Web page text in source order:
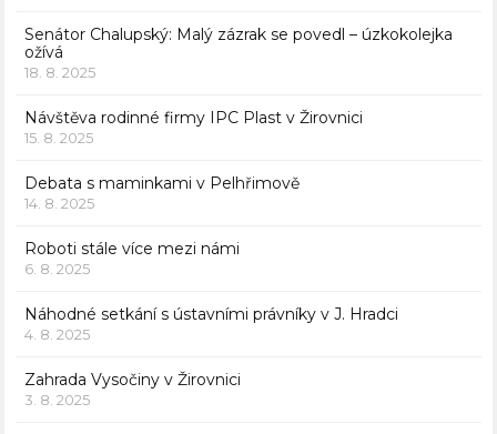
Senátor Chalupský: Malý zázrak se povedl – úzkokolejka
ožívá
18. 8. 2025
Návštěva rodinné firmy IPC Plast v Žirovnici
15. 8. 2025
Debata s maminkami v Pelhřimově
14. 8. 2025
Roboti stále více mezi námi
6. 8. 2025
Náhodné setkání s ústavními právníky v J. Hradci
4. 8. 2025
Zahrada Vysočiny v Žirovnici
3. 8. 2025